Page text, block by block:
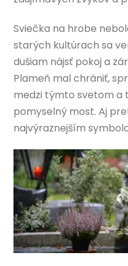
Sviečka na hrobe
starých kultúrach sa
dušiam nájsť pokoj a
Plameň mal chrániť,
medzi týmto svetom a
pomyselný most. Aj
najvýraznejším